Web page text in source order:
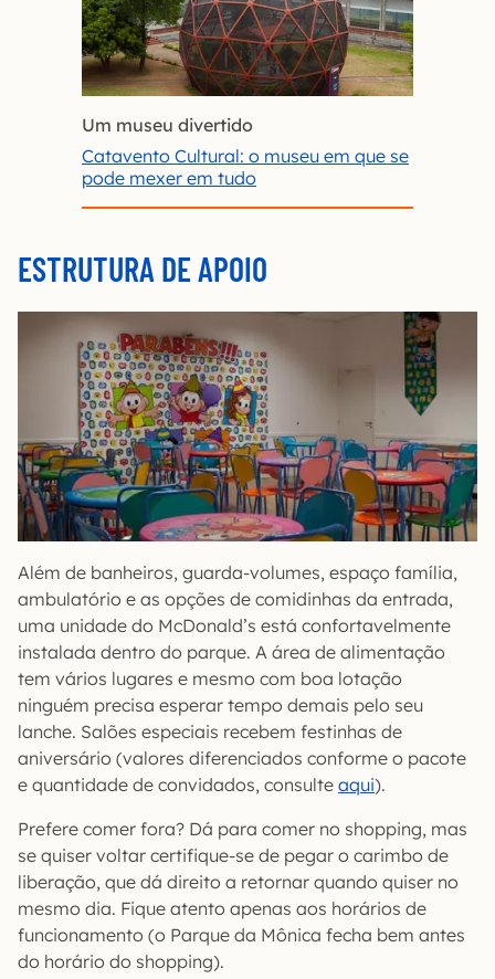
Um museu divertido
Catavento Cultural: o museu em que se
pode mexer em tudo
ESTRUTURA DE APOIO
Além de banheiros, guarda-volumes, espaço família,
ambulatório e as opções de comidinhas da entrada,
uma unidade do McDonald’s está confortavelmente
instalada dentro do parque. A área de alimentação
tem vários lugares e mesmo com boa lotação
ninguém precisa esperar tempo demais pelo seu
lanche. Salões especiais recebem festinhas de
aniversário (valores diferenciados conforme o pacote
e quantidade de convidados, consulte aqui).
Prefere comer fora? Dá para comer no shopping, mas
se quiser voltar certifique-se de pegar o carimbo de
liberação, que dá direito a retornar quando quiser no
mesmo dia. Fique atento apenas aos horários de
funcionamento (o Parque da Mônica fecha bem antes
do horário do shopping).